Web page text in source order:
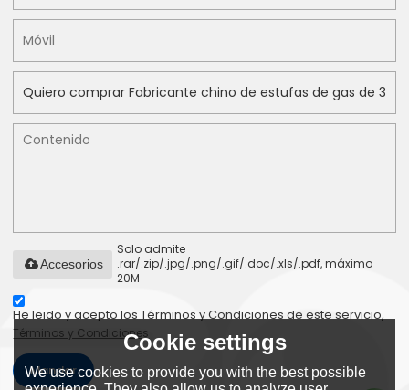
Solo admite
.rar/.zip/.jpg/.png/.gif/.doc/.xls/.pdf, máximo
20M
Accesorios
He leido y acepto los Términos y Condiciones de este servicio,
Términos y Condiciones
Mandar
Cookie settings
We use cookies to provide you with the best possible